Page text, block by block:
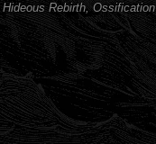
Hideous Rebirth, Ossification